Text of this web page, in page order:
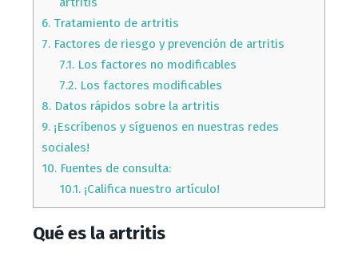
6.Tratamiento de artritis
7.Factores de riesgo y prevención de artritis
7.1. Los factores no modificables
7.2. Los factores modificables
8.Datos rápidos sobre la artritis
9.¡Escríbenos y síguenos en nuestras redes
sociales!
10.Fuentes de consulta:
10.1. ¡Califica nuestro artículo!
Qué es la artritis